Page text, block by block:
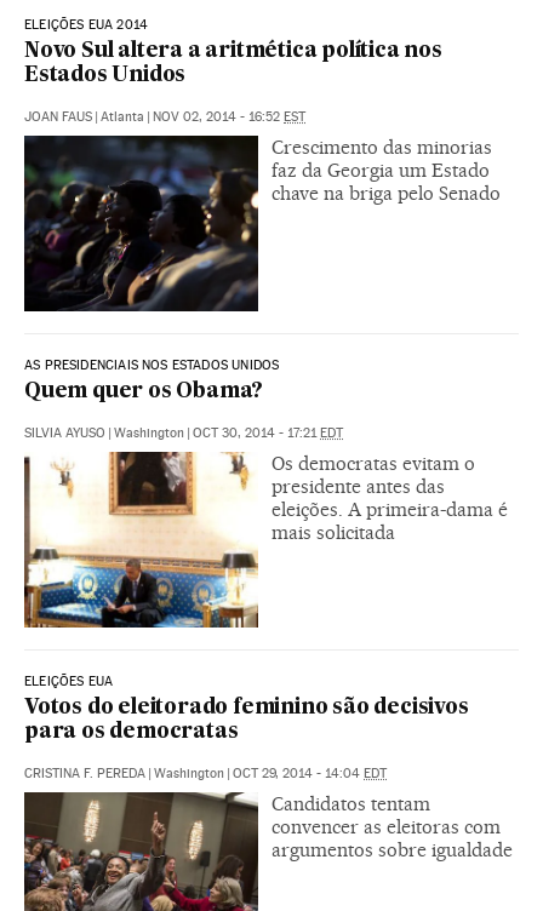
ELEIÇÕES EUA 2014
Novo Sul altera a aritmética política nos
Estados Unidos
JOAN FAUS | Atlanta | NOV 02, 2014 - 16:52 EST
Crescimento das minorias
faz da Georgia um Estado
chave na briga pelo Senado
AS PRESIDENCIAIS NOS ESTADOS UNIDOS
Quem quer os Obama?
SILVIA AYUSO | Washington | OCT 30, 2014 - 17:21EDT
Os democratas evitam o
presidente antes das
eleições. A primeira-dama é
mais solicitada
ELEIÇÕES EUA
Votos do eleitorado feminino são decisivos
para os democratas
CRISTINA F. PEREDA | Washington | OCT 29, 2014 - 14:04 EDT
Candidatos tentam
convencer as eleitoras com
argumentos sobre igualdade